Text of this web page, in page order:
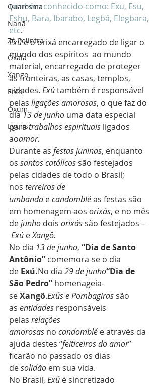
Quaresma
Nanã
Zé Pelintra
Oxala
Xango
Erês
Oxum
Eguns
também conhecido como: Exu, Esu,
Eshu, Bara, Ibarabo, Legbá, Elegbara,
etc.
Exú é o orixá encarregado de ligar o
mundo dos espíritos  ao mundo
material, encarregado de proteger
as fronteiras, as casas, templos,
cidades. Exú também é responsável
pelas ligações amorosas, o que faz do
dia 13 de junho uma data especial
para trabalhos espirituais ligados
aoamor.
Durante as festas juninas, enquanto
os santos católicos são festejados
pelas cidades de todo o Brasil;
nos terreiros de
umbanda e candomblé as festas são
em homenagem aos orixás, e no mês
de junho dois orixás são festejados –
Exú e Xangô.
No dia 13 de junho, “Dia de Santo
Antônio” comemora-se o dia
de Exú.No dia 29 de junho“Dia de
São Pedro” homenageia-
se Xangô.Exús e Pombagiras são
as entidades responsáveis
pelas relações
amorosas no candomblé e através da
ajuda destes “feiticeiros do amor”
ficarão no passado os dias
de solidão em sua vida.
No Brasil, Exú é sincretizado